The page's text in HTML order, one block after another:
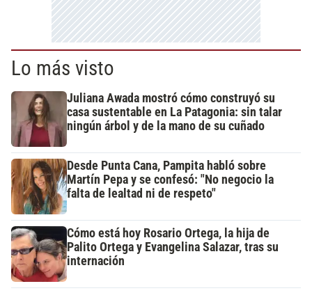
Lo más visto
Juliana Awada mostró cómo construyó su
casa sustentable en La Patagonia: sin talar
ningún árbol y de la mano de su cuñado
Desde Punta Cana, Pampita habló sobre
Martín Pepa y se confesó: "No negocio la
falta de lealtad ni de respeto"
Cómo está hoy Rosario Ortega, la hija de
Palito Ortega y Evangelina Salazar, tras su
internación